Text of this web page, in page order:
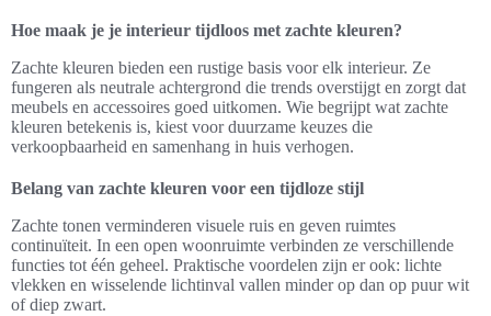
Hoe maak je je interieur tijdloos met zachte kleuren?
Zachte kleuren bieden een rustige basis voor elk interieur. Ze
fungeren als neutrale achtergrond die trends overstijgt en zorgt dat
meubels en accessoires goed uitkomen. Wie begrijpt wat zachte
kleuren betekenis is, kiest voor duurzame keuzes die
verkoopbaarheid en samenhang in huis verhogen.
Belang van zachte kleuren voor een tijdloze stijl
Zachte tonen verminderen visuele ruis en geven ruimtes
continuïteit. In een open woonruimte verbinden ze verschillende
functies tot één geheel. Praktische voordelen zijn er ook: lichte
vlekken en wisselende lichtinval vallen minder op dan op puur wit
of diep zwart.